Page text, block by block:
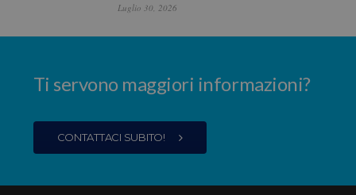
Luglio 30, 2026
Ti servono maggiori informazioni?
CONTATTACI SUBITO!